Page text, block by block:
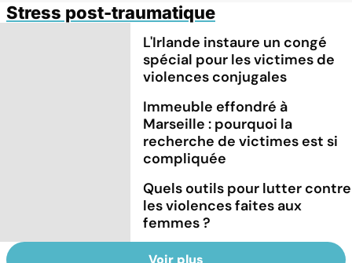
Stress post-traumatique
L'Irlande instaure un congé
spécial pour les victimes de
violences conjugales
Immeuble effondré à
Marseille : pourquoi la
recherche de victimes est si
compliquée
Quels outils pour lutter contre
les violences faites aux
femmes ?
Voir plus